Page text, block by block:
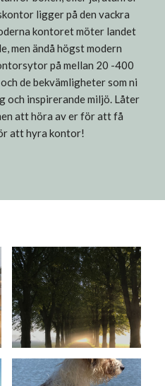
ligger på den vackra
kontoret möter landet
men ändå högst modern
på mellan 20 -400
de bekvämligheter som ni
och inspirerande miljö. Låter
att höra av er för att få
att hyra kontor!